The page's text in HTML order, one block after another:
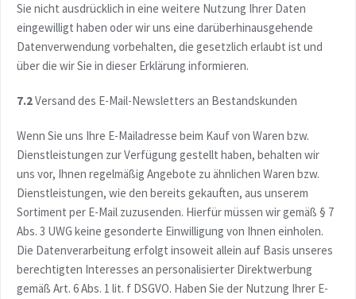
Sie nicht ausdrücklich in eine weitere Nutzung Ihrer Daten
eingewilligt haben oder wir uns eine darüberhinausgehende
Datenverwendung vorbehalten, die gesetzlich erlaubt ist und
über die wir Sie in dieser Erklärung informieren.
7.2Versand des E-Mail-Newsletters an Bestandskunden
Wenn Sie uns Ihre E-Mailadresse beim Kauf von Waren bzw.
Dienstleistungen zur Verfügung gestellt haben, behalten wir
uns vor, Ihnen regelmäßig Angebote zu ähnlichen Waren bzw.
Dienstleistungen, wie den bereits gekauften, aus unserem
Sortiment per E-Mail zuzusenden. Hierfür müssen wir gemäß § 7
Abs. 3 UWG keine gesonderte Einwilligung von Ihnen einholen.
Die Datenverarbeitung erfolgt insoweit allein auf Basis unseres
berechtigten Interesses an personalisierter Direktwerbung
gemäß Art. 6 Abs. 1 lit. f DSGVO. Haben Sie der Nutzung Ihrer E-